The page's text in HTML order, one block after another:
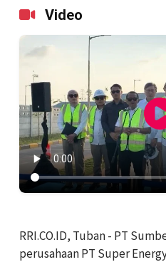
Video
‎RRI.CO.ID, Tuban - PT
perusahaan PT Super